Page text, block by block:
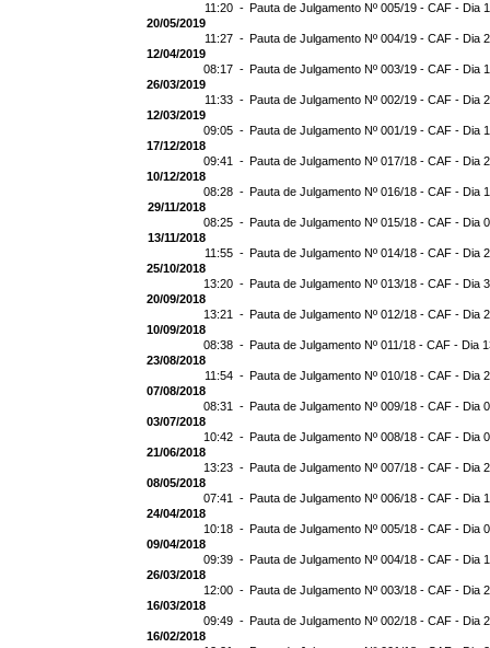
11:20 - Pauta de Julgamento Nº 005/19 - CAF - Dia
20/05/2019
11:27 - Pauta de Julgamento Nº 004/19 - CAF - Dia
12/04/2019
08:17 - Pauta de Julgamento Nº 003/19 - CAF - Dia
26/03/2019
11:33 - Pauta de Julgamento Nº 002/19 - CAF - Dia
12/03/2019
09:05 - Pauta de Julgamento Nº 001/19 - CAF - Dia
17/12/2018
09:41 - Pauta de Julgamento Nº 017/18 - CAF - Dia
10/12/2018
08:28 - Pauta de Julgamento Nº 016/18 - CAF - Dia
29/11/2018
08:25 - Pauta de Julgamento Nº 015/18 - CAF - Dia
13/11/2018
11:55 - Pauta de Julgamento Nº 014/18 - CAF - Dia
25/10/2018
13:20 - Pauta de Julgamento Nº 013/18 - CAF - Dia
20/09/2018
13:21 - Pauta de Julgamento Nº 012/18 - CAF - Dia
10/09/2018
08:38 - Pauta de Julgamento Nº 011/18 - CAF - Dia
23/08/2018
11:54 - Pauta de Julgamento Nº 010/18 - CAF - Dia
07/08/2018
08:31 - Pauta de Julgamento Nº 009/18 - CAF - Dia
03/07/2018
10:42 - Pauta de Julgamento Nº 008/18 - CAF - Dia
21/06/2018
13:23 - Pauta de Julgamento Nº 007/18 - CAF - Dia
08/05/2018
07:41 - Pauta de Julgamento Nº 006/18 - CAF - Dia
24/04/2018
10:18 - Pauta de Julgamento Nº 005/18 - CAF - Dia
09/04/2018
09:39 - Pauta de Julgamento Nº 004/18 - CAF - Dia
26/03/2018
12:00 - Pauta de Julgamento Nº 003/18 - CAF - Dia
16/03/2018
09:49 - Pauta de Julgamento Nº 002/18 - CAF - Dia
16/02/2018